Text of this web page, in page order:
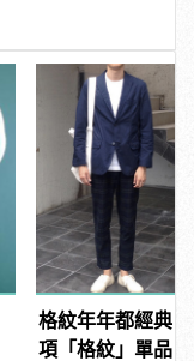
格紋年年都經典
項「格紋」單品！